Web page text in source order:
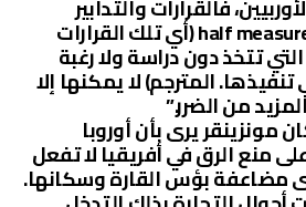
فالقرارات والتدابير
الجزئية half measures (أي تلك القرارات
تتخذ دون دراسة ولا رغبة
المترجم) لا يمكنها إلا
من الضرر.”
مونزينقر يرى بأن أوروبا
منع الرق في أفريقيا لا تفعل
مضاعفة بؤس القارة وسكانها.